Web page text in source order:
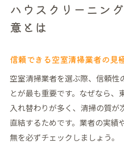
ハウスクリーニン
意とは
信頼できる空室清掃業者の見
空室清掃業者を選ぶ際、信頼性
とが最も重要です。なぜなら、
入れ替わりが多く、清掃の質が
直結するためです。業者の実績
無を必ずチェックしましょう。